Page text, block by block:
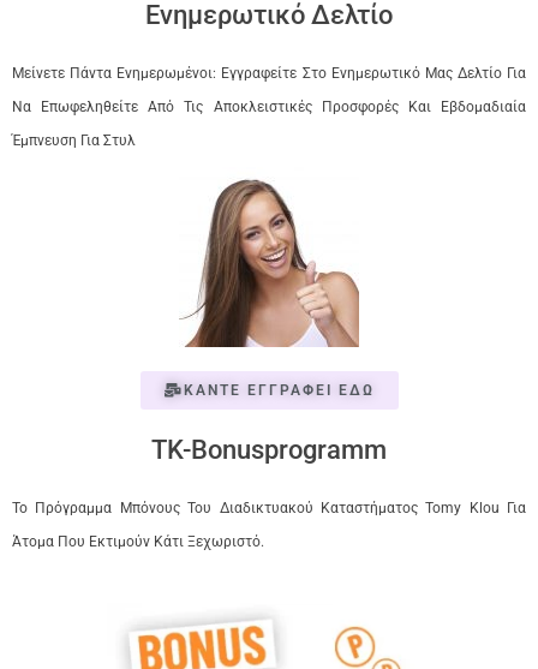
Ενημερωτικό Δελτίο
Μείνετε Πάντα Ενημερωμένοι: Εγγραφείτε Στο Ενημερωτικό Μας Δελτίο Για
Να Επωφεληθείτε Από Τις Αποκλειστικές Προσφορές Και Εβδομαδιαία
Έμπνευση Για Στυλ
ΚΑΝΤΕ ΕΓΓΡΑΦΕΙ ΕΔΩ
TK-Bonusprogramm
Το Πρόγραμμα Μπόνους Του Διαδικτυακού Καταστήματος Tomy Klou Για
Άτομα Που Εκτιμούν Κάτι Ξεχωριστό.